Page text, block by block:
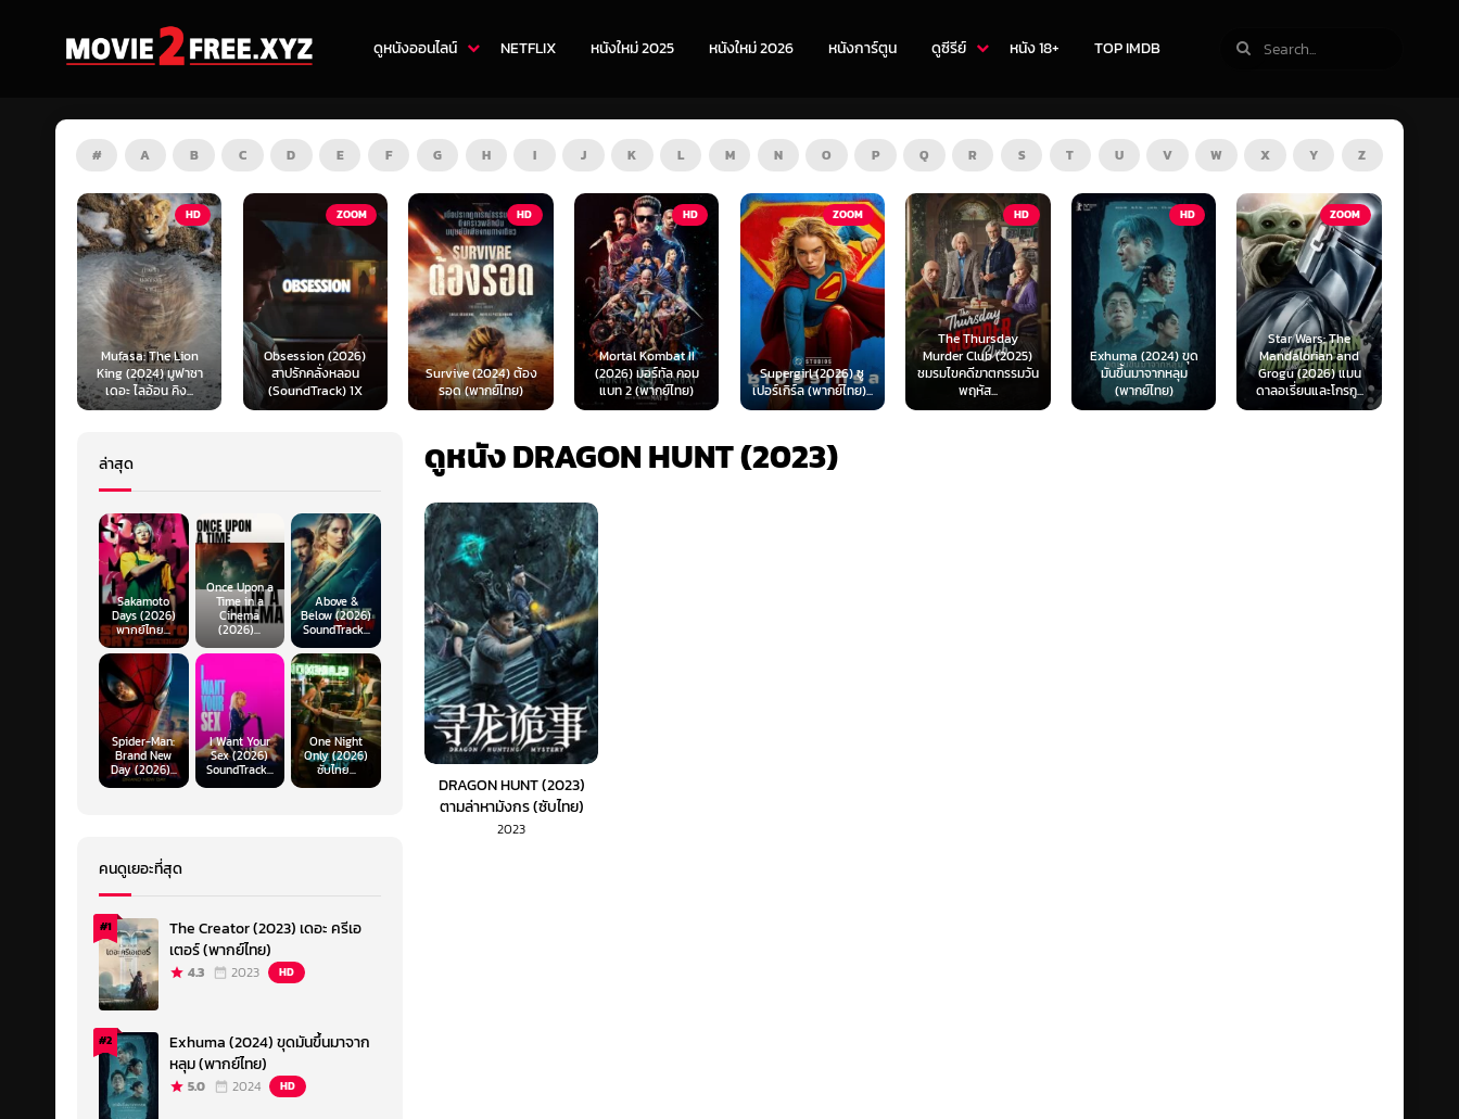
ดูหนังออนไลน์ NETFLIX หนังใหม่ 2025 หนังใหม่ 2026 หนังการ์ตูน ดูซีรีย์ หนัง 18+ TOP IMDB
# A B C D E F G H I J K L M N O P Q R S T U V W X Y Z
ZOOM
Obsession (2026)
สาปรักคลั่งหลอน
(SoundTrack) 1X
HD
Survive (2024) ต้อง
รอด (พากย์ไทย)
HD
Mortal Kombat II
(2026) มอร์ทัล คอม
แบท 2 (พากย์ไทย)
ZOOM
Supergirl (2026) ซู
เปอร์เกิร์ล (พากย์ไทย)...
HD
The Thursday
Murder Club (2025)
ชมรมไขคดีฆาตกรรมวัน
พฤหัส...
HD
Exhuma (2024) ขุด
มันขึ้นมาจากหลุม
(พากย์ไทย)
ZOOM
Star Wars: The
Mandalorian and
Grogu (2026) แมน
ดาลอเรี่ยนและโกรกู...
TV
The Last of Us
Season 1-2 (2025)
เดอะ ลาสต์ ออฟ อัส
ดูหนัง DRAGON HUNT (2023)
DRAGON HUNT (2023)
ตามล่าหามังกร (ซับไทย)
2023
ล่าสุด
Sakamoto
Days (2026)
พากย์ไทย...
Once Upon a
Time in a
Cinema
(2026)...
Above &
Below (2026)
SoundTrack...
Spider-Man:
Brand New
Day (2026)...
I Want Your
Sex (2026)
SoundTrack...
One Night
Only (2026)
ซับไทย...
คนดูเยอะที่สุด
#1
The Creator (2023) เดอะ ครีเอ
เตอร์ (พากย์ไทย)
4.3 2023 HD
#2
Exhuma (2024) ขุดมันขึ้นมาจาก
หลุม (พากย์ไทย)
5.0 2024 HD